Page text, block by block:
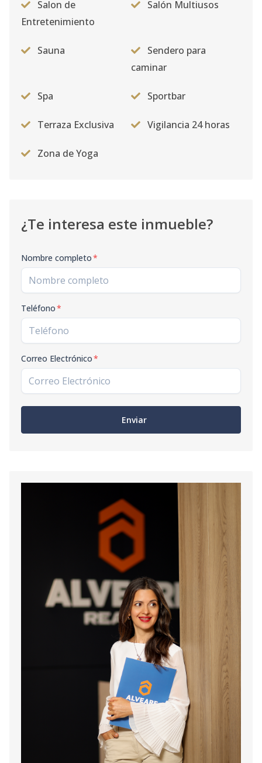
Salon de
Entretenimiento
Salón Multiusos
Sauna
Sendero para
caminar
Spa Sportbar
Terraza Exclusiva Vigilancia 24 horas
Zona de Yoga
¿Te interesa este inmueble?
Nombre completo*
Teléfono*
Correo Electrónico*
Enviar